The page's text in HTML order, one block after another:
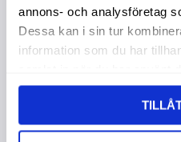
annons- och analysföretag
Dessa kan i sin tur
information som du har
Luftfilter Yttre
Garanti 1 år. Köpa större
mängd? Förpackad om 1
889,00:-